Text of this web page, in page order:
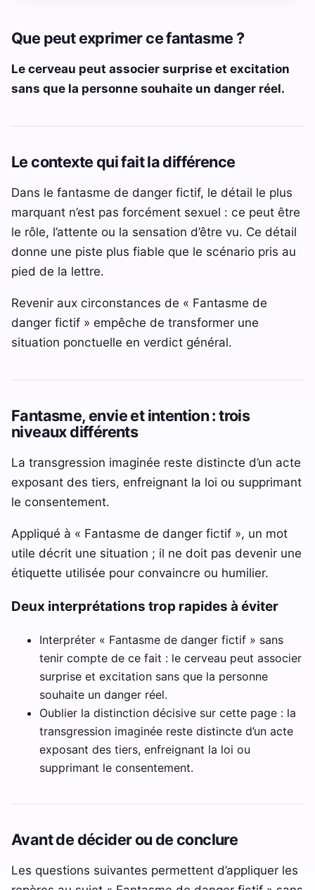
Que peut exprimer ce fantasme ?
Le cerveau peut associer surprise et excitation
sans que la personne souhaite un danger réel.
Le contexte qui fait la différence
Dans le fantasme de danger fictif, le détail le plus
marquant n’est pas forcément sexuel : ce peut être
le rôle, l’attente ou la sensation d’être vu. Ce détail
donne une piste plus fiable que le scénario pris au
pied de la lettre.
Revenir aux circonstances de « Fantasme de
danger fictif » empêche de transformer une
situation ponctuelle en verdict général.
Fantasme, envie et intention : trois
niveaux différents
La transgression imaginée reste distincte d’un acte
exposant des tiers, enfreignant la loi ou supprimant
le consentement.
Appliqué à « Fantasme de danger fictif », un mot
utile décrit une situation ; il ne doit pas devenir une
étiquette utilisée pour convaincre ou humilier.
Deux interprétations trop rapides à éviter
Interpréter « Fantasme de danger fictif » sans
tenir compte de ce fait : le cerveau peut associer
surprise et excitation sans que la personne
souhaite un danger réel.
Oublier la distinction décisive sur cette page : la
transgression imaginée reste distincte d’un acte
exposant des tiers, enfreignant la loi ou
supprimant le consentement.
Avant de décider ou de conclure
Les questions suivantes permettent d’appliquer les